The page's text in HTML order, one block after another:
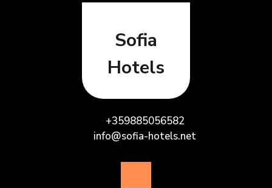
Sofia
Hotels
+359885056582
info@sofia-hotels.net